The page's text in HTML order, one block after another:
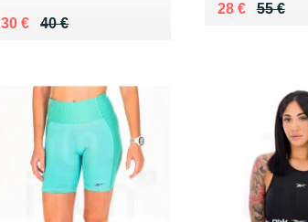
40 €
Au lieu de 40 €
30 €
Vendu 30 €
55 €
Au lieu de 55
28 €
Vendu 28 €